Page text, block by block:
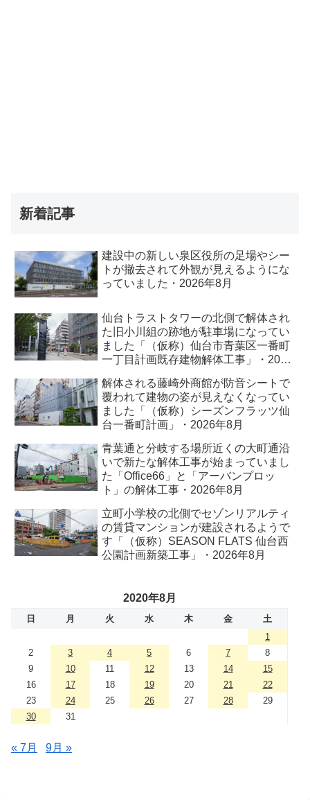
新着記事
建設中の新しい泉区役所の足場やシー
トが撤去されて外観が見えるようにな
っていました・2026年8月
仙台トラストタワーの北側で解体され
た旧小川組の跡地が駐車場になってい
ました「（仮称）仙台市青葉区一番町
一丁目計画既存建物解体工事」・2026
解体される藤崎外商館が防音シートで
覆われて建物の姿が見えなくなってい
ました「（仮称）シーズンフラッツ仙
台一番町計画」・2026年8月
青葉通と分岐する場所近くの大町通沿
いで新たな解体工事が始まっていまし
た「Office66」と「アーバンプロッ
ト」の解体工事・2026年8月
立町小学校の北側でセゾンリアルティ
の賃貸マンションが建設されるようで
す「（仮称）SEASON FLATS 仙台西
公園計画新築工事」・2026年8月
2020年8月
日 月 火 水 木 金
土
1
2
3 4 5 6 7
8
9
10 11 12 13 14
15
16
17 18 19 20 21
22
23
24 25 26 27 28
29
30
31
« 7月 9月 »